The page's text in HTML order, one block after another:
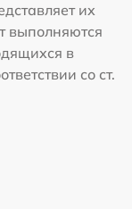
их
выполняются
в
со ст.